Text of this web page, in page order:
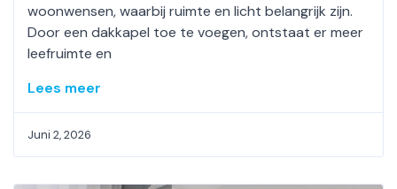
woonwensen, waarbij ruimte en licht belangrijk zijn.
Door een dakkapel toe te voegen, ontstaat er meer
leefruimte en
Lees meer
Juni 2, 2026